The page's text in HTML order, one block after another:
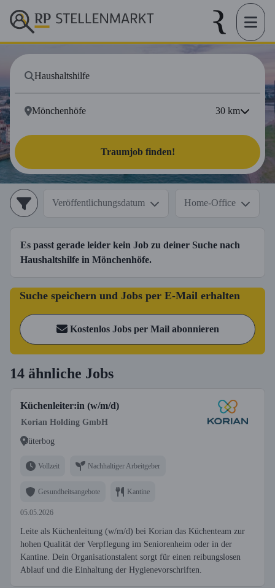
30 km
Traumjob finden!
Veröffentlichungsdatum Home-Office
Es passt gerade leider kein Job zu deiner Suche nach
Haushaltshilfe in Mönchenhöfe.
Suche speichern und Jobs per E-Mail erhalten
Kostenlos Jobs per Mail abonnieren
14 ähnliche Jobs
Küchenleiter:in (w/m/d)
Korian Holding GmbH
Jüterbog
Vollzeit Nachhaltiger Arbeitgeber
Gesundheitsangebote Kantine
05.05.2026
Leite als Küchenleitung (w/m/d) bei Korian das Küchenteam zur
hohen Qualität der Verpflegung im Seniorenheim oder in der
Kantine. Dein Organisationstalent sorgt für einen reibungslosen
Ablauf und die Einhaltung der Hygienevorschriften.